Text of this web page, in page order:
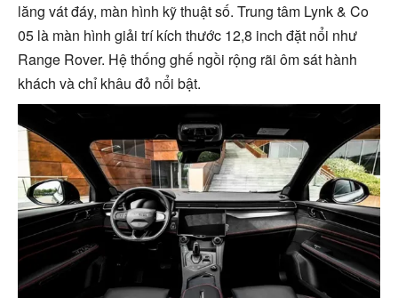
lăng vát đáy, màn hình kỹ thuật số. Trung tâm Lynk & Co
05 là màn hình giải trí kích thước 12,8 inch đặt nổi như
Range Rover. Hệ thống ghế ngồi rộng rãi ôm sát hành
khách và chỉ khâu đỏ nổi bật.